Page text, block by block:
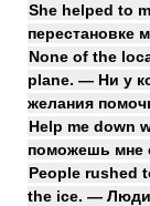
She helped to
перестановке
None of the
plane. — Ни у
желания
Help me down
поможешь мне
People rushed
the ice. — Люди